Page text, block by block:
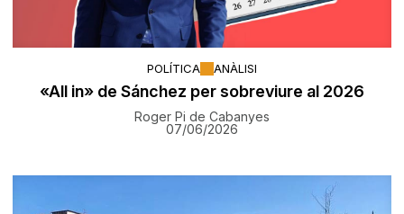
POLÍTICA ANÀLISI
«All in» de Sánchez per sobreviure al 2026
Roger Pi de Cabanyes
07/06/2026